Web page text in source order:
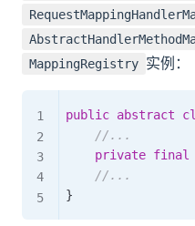
MappingRegistry 实例：
public abstract
//...
private final
//...
}